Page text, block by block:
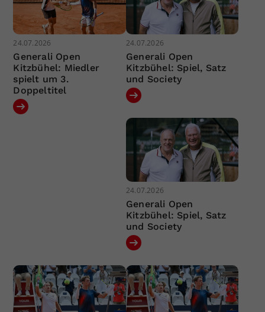
24.07.2026
Generali Open
Kitzbühel: Miedler
spielt um 3.
Doppeltitel
24.07.2026
Generali Open
Kitzbühel: Spiel, Satz
und Society
24.07.2026
Generali Open
Kitzbühel: Spiel, Satz
und Society